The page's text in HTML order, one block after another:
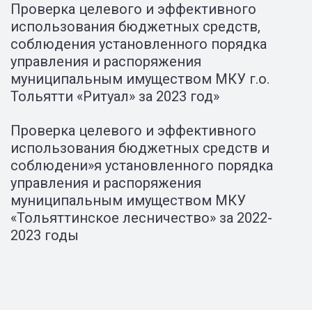
Проверка целевого и эффективного
использования бюджетных средств,
соблюдения установленного порядка
управления и распоряжения
муниципальным имуществом МКУ г.о.
Тольятти «Ритуал» за 2023 год»
Проверка целевого и эффективного
использования бюджетных средств и
соблюдени»я установленного порядка
управления и распоряжения
муниципальным имуществом МКУ
«Тольяттинское лесничество» за 2022-
2023 годы